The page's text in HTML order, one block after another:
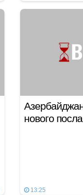
нового
13:25